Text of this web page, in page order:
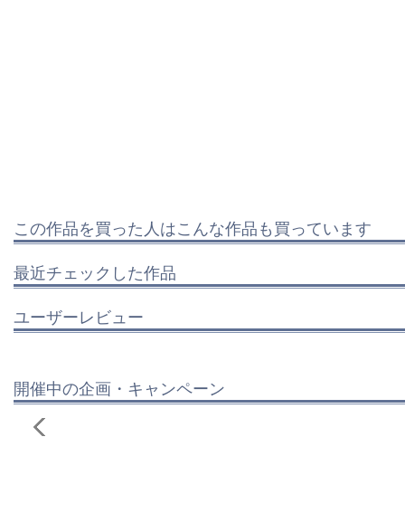
この作品を買った人はこんな作品も買っています
最近チェックした作品
ユーザーレビュー
開催中の企画・キャンペーン